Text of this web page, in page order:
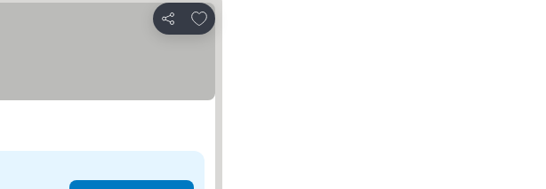
Deli
Dodati u favorite